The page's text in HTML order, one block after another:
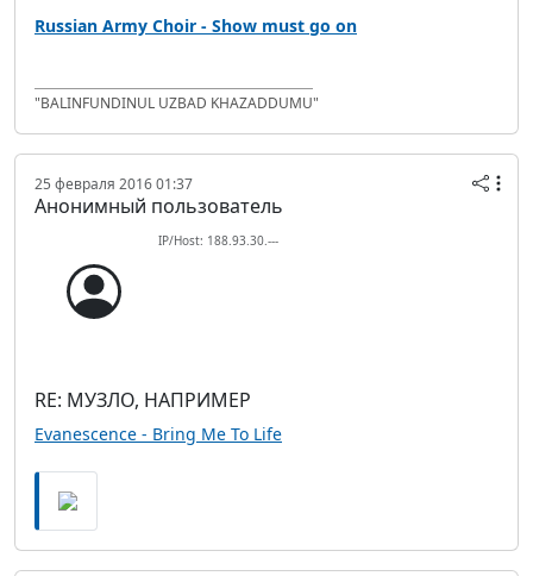
Russian Army Choir - Show must go on
"BALINFUNDINUL UZBAD KHAZADDUMU"
25 февраля 2016 01:37
Анонимный пользователь
IP/Host: 188.93.30.---
RE: МУЗЛО, НАПРИМЕР
Evanescence - Bring Me To Life